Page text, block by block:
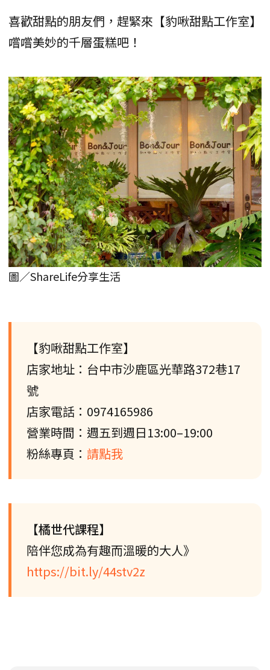
喜歡甜點的朋友們，趕緊來【豹啾甜點工作室】
嚐嚐美妙的千層蛋糕吧！
圖／ShareLife分享生活
【豹啾甜點工作室】
店家地址：台中市沙鹿區光華路372巷17
號
店家電話：0974165986
營業時間：週五到週日13:00–19:00
粉絲專頁： 請點我
【橘世代課程】
陪伴您成為有趣而溫暖的大人》
https://bit.ly/44stv2z